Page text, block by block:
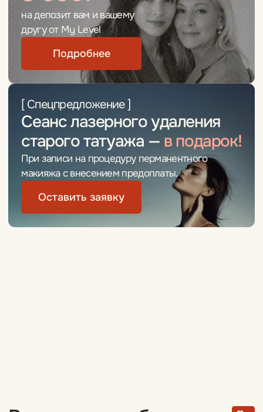
Результаты работ